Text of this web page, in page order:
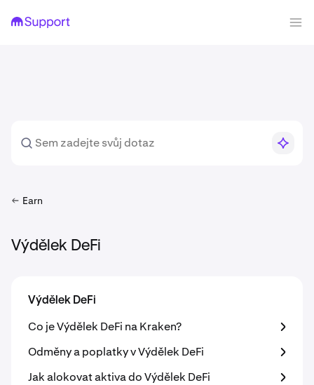
Earn
Výdělek DeFi
Výdělek DeFi
Co je Výdělek DeFi na Kraken?
Odměny a poplatky v Výdělek DeFi
Jak alokovat aktiva do Výdělek DeFi